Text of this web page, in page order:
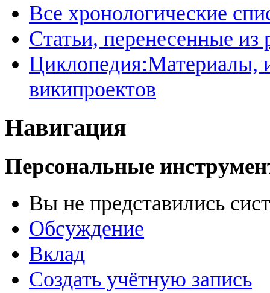
Все хронологические
Статьи, перенесенные из
Циклопедия:Материалы,
википроектов
Навигация
Персональные
Вы не представились
Обсуждение
Вклад
Создать учётную запись